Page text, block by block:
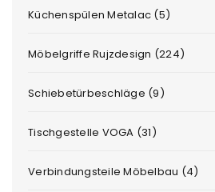
Küchenspülen Metalac (5)
Möbelgriffe Rujzdesign (224)
Schiebetürbeschläge (9)
Tischgestelle VOGA (31)
Verbindungsteile Möbelbau (4)